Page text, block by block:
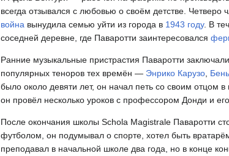
всегда отзывался с любовью о своём детстве.
война вынудила семью уйти из города в 1943 году. В
соседней деревне, где Паваротти заинтересовался
Ранние музыкальные пристрастия Паваротти
популярных теноров тех времён — Энрико Карузо
было около девяти лет, он начал петь со своим отцом
он провёл несколько уроков с профессором Донди и
После окончания школы Schola Magistrale Паваротти
футболом, он подумывал о спорте, хотел быть
преподавал в начальной школе два года, но в конце